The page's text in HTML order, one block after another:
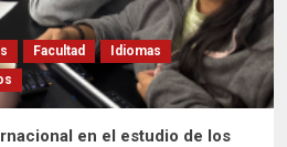
Facultad
Idiomas
en el estudio de los